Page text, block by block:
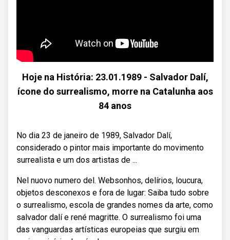
Hoje na História: 23.01.1989 - Salvador Dalí,
ícone do surrealismo, morre na Catalunha aos
84 anos
No dia 23 de janeiro de 1989, Salvador Dalí,
considerado o pintor mais importante do movimento
surrealista e um dos artistas de ...
Nel nuovo numero del. Websonhos, delírios, loucura,
objetos desconexos e fora de lugar: Saiba tudo sobre
o surrealismo, escola de grandes nomes da arte, como
salvador dalí e rené magritte. O surrealismo foi uma
das vanguardas artísticas europeias que surgiu em